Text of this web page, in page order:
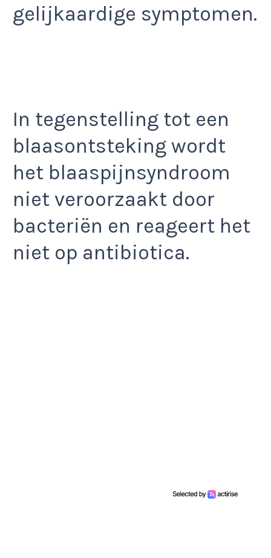
gelijkaardige symptomen.
In tegenstelling tot een
blaasontsteking wordt
het blaaspijnsyndroom
niet veroorzaakt door
bacteriën en reageert het
niet op antibiotica.